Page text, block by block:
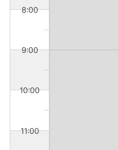
8:00
9:00
10:00
11:00